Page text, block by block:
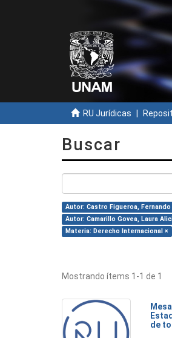
RU Jurídicas
Buscar
Autor: Castro Figueroa, Fernando
Autor: Camarillo Govea, Laura
Materia: Derecho Internacional ×
Mostrando ítems 1-1 de 1
de